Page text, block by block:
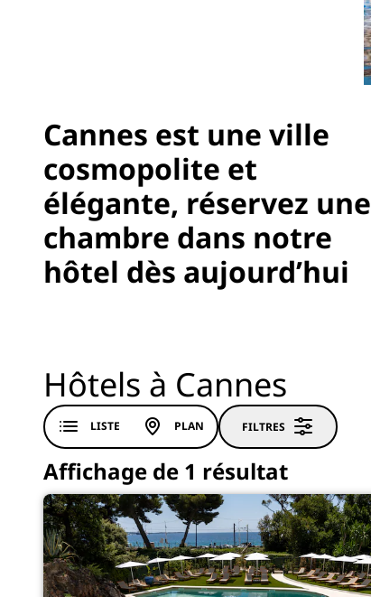
Cannes est une ville
cosmopolite et
élégante, réservez une
chambre dans notre
hôtel dès aujourd’hui
Hôtels à Cannes
LISTE PLAN FILTRES
Affichage de 1 résultat